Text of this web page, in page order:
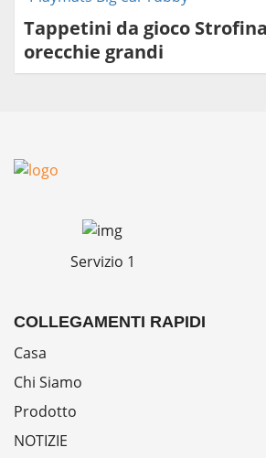
Tappetini da gioco
orecchie grandi
Servizio 1
COLLEGAMENTI RAPIDI
Casa
Chi Siamo
Prodotto
NOTIZIE